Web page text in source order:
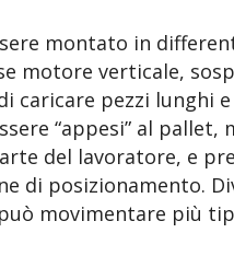
montato in
motore verticale,
caricare pezzi lunghi
“appesi” al pallet,
del lavoratore, e
di posizionamento.
può movimentare più